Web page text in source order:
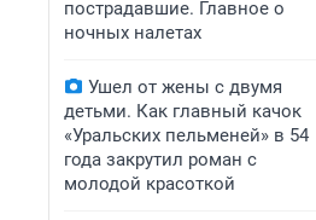
пострадавшие. Главное о
ночных налетах
Ушел от жены с двумя
детьми. Как главный качок
«Уральских пельменей» в 54
года закрутил роман с
молодой красоткой